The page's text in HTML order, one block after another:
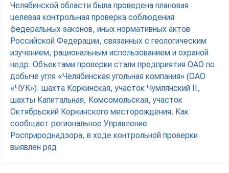
Челябинской области была проведена плановая
целевая контрольная проверка соблюдения
федеральных законов, иных нормативных актов
Российской Федерации, связанных с геологическим
изучением, рациональным использованием и охраной
недр. Объектами проверки стали предприятия ОАО по
добыче угля «Челябинская угольная компания» (ОАО
«ЧУК»): шахта Коркинская, участок Чумлянский II,
шахты Капитальная, Комсомольская, участок
Октябрьский Коркинского месторождения. Как
сообщает региональное Управление
Росприроднадзора, в ходе контрольной проверки
выявлен ряд